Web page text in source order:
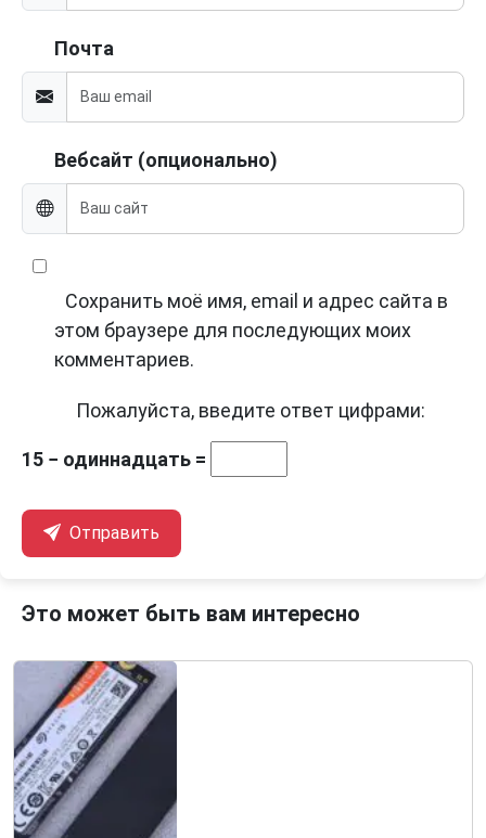
Почта
Вебсайт (опционально)
Сохранить моё имя, email и адрес сайта в
этом браузере для последующих моих
комментариев.
Пожалуйста, введите ответ цифрами:
15 − одиннадцать =
Отправить
Это может быть вам интересно